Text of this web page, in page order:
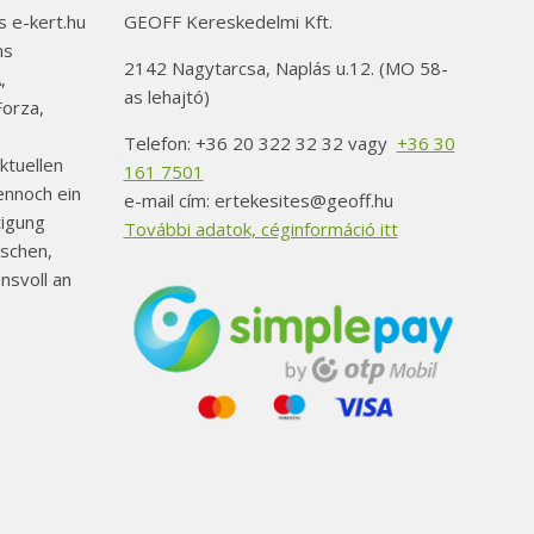
werden
e-kert.hu
ein
an
GEOFF Kereskedelmi Kft.
2142 Nagytarcsa, Naplás u.12. (MO 58-
as lehajtó)
Telefon: +36 20 322 32 32 vagy +36 30
161 7501
e-mail cím: ertekesites@geoff.hu
További adatok, céginformáció itt